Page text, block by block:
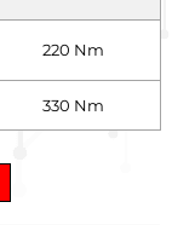
220 Nm
330 Nm